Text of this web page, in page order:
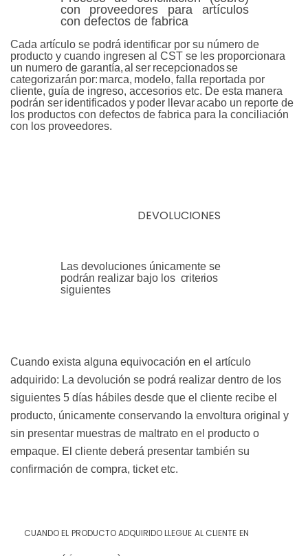
con proveedores para artículos
con defectos de fabrica
Cada artículo se podrá identificar por su número de
producto y cuando ingresen al CST se les proporcionara
un numero de garantía, al ser recepcionadosse
categorizarán por: marca, modelo, falla reportada por
cliente, guía de ingreso, accesorios etc. De esta manera
podrán ser identificados y poder llevar acabo un reporte de
los productos con defectos de fabrica para la conciliación
con los proveedores.
DEVOLUCIONES
Las devoluciones únicamente se
podrán realizar bajo los criterios
siguientes
Cuando exista alguna equivocación en el artículo
adquirido: La devolución se podrá realizar dentro de los
siguientes 5 días hábiles desde que el cliente recibe el
producto, únicamente conservando la envoltura original y
sin presentar muestras de maltrato en el producto o
empaque. El cliente deberá presentar también su
confirmación de compra, ticket etc.
CUANDO EL PRODUCTO ADQUIRIDO LLEGUE AL CLIENTE EN